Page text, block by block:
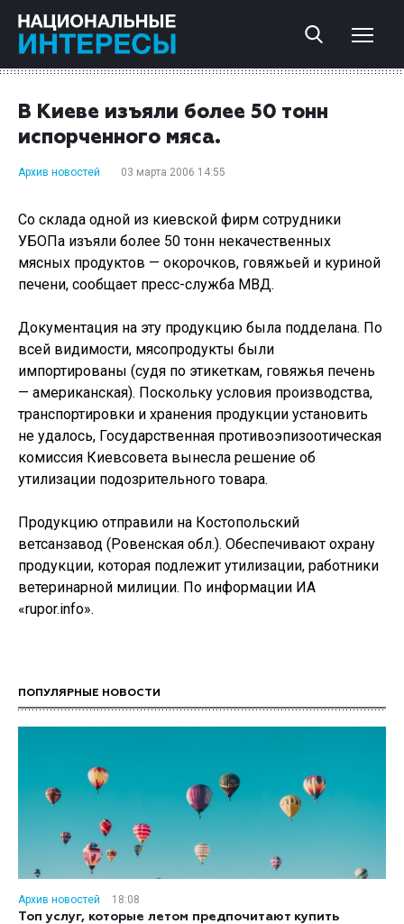
В Киеве изъяли более 50 тонн
испорченного мяса.
Архив новостей 03 марта 2006 14:55
Со склада одной из киевской фирм сотрудники
УБОПа изъяли более 50 тонн некачественных
мясных продуктов — окорочков, говяжьей и куриной
печени, сообщает пресс-служба МВД.
Документация на эту продукцию была подделана. По
всей видимости, мясопродукты были
импортированы (судя по этикеткам, говяжья печень
— американская). Поскольку условия производства,
транспортировки и хранения продукции установить
не удалось, Государственная противоэпизоотическая
комиссия Киевсовета вынесла решение об
утилизации подозрительного товара.
Продукцию отправили на Костопольский
ветсанзавод (Ровенская обл.). Обеспечивают охрану
продукции, которая подлежит утилизации, работники
ветеринарной милиции. По информации ИА
«rupor.info».
ПОПУЛЯРНЫЕ НОВОСТИ
Архив новостей
18:08
Топ услуг, которые летом предпочитают купить